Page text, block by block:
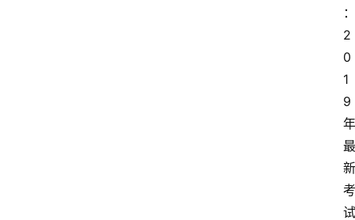
：
2
0
1
9
年
最
新
考
试